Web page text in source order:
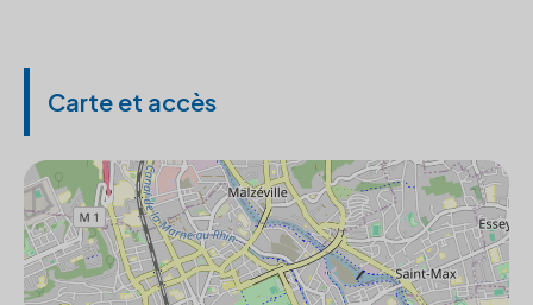
Carte et accès